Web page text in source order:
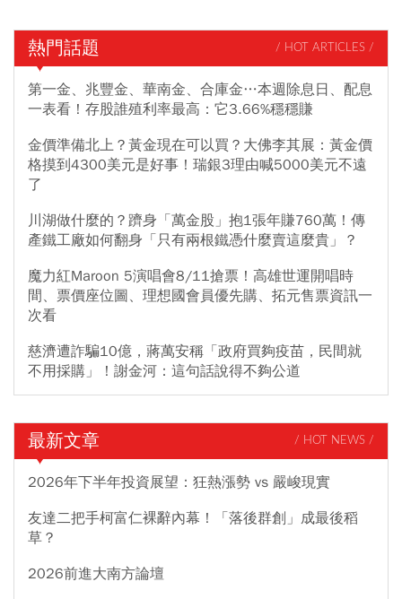
熱門話題 / HOT ARTICLES /
第一金、兆豐金、華南金、合庫金…本週除息日、配息
一表看！存股誰殖利率最高：它3.66%穩穩賺
金價準備北上？黃金現在可以買？大佛李其展：黃金價
格摸到4300美元是好事！瑞銀3理由喊5000美元不遠
了
川湖做什麼的？躋身「萬金股」抱1張年賺760萬！傳
產鐵工廠如何翻身「只有兩根鐵憑什麼賣這麼貴」？
魔力紅Maroon 5演唱會8/11搶票！高雄世運開唱時
間、票價座位圖、理想國會員優先購、拓元售票資訊一
次看
慈濟遭詐騙10億，蔣萬安稱「政府買夠疫苗，民間就
不用採購」！謝金河：這句話說得不夠公道
最新文章 / HOT NEWS /
2026年下半年投資展望：狂熱漲勢 vs 嚴峻現實
友達二把手柯富仁裸辭內幕！「落後群創」成最後稻
草？
2026前進大南方論壇